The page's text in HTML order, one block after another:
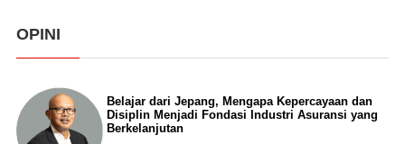
OPINI
Belajar dari Jepang, Mengapa Kepercayaan dan
Disiplin Menjadi Fondasi Industri Asuransi yang
Berkelanjutan